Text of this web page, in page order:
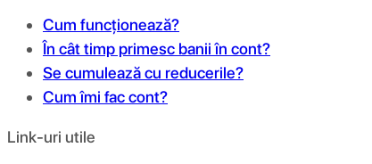
Cum funcționează?
În cât timp primesc banii în cont?
Se cumulează cu reducerile?
Cum îmi fac cont?
Link-uri utile